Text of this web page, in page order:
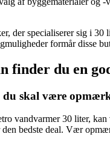
der specialiserer sig i
formår disse
finder du en
skal være
vandvarmer 30 liter,
bedste deal. Vær